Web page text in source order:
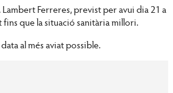
Lambert Ferreres, previst per avui dia 21 a
fins que la situació sanitària millori.
al més aviat possible.